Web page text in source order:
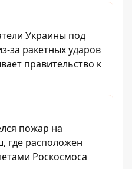
Украины под
за ракетных ударов
правительство к
пожар на
расположен
Роскосмоса